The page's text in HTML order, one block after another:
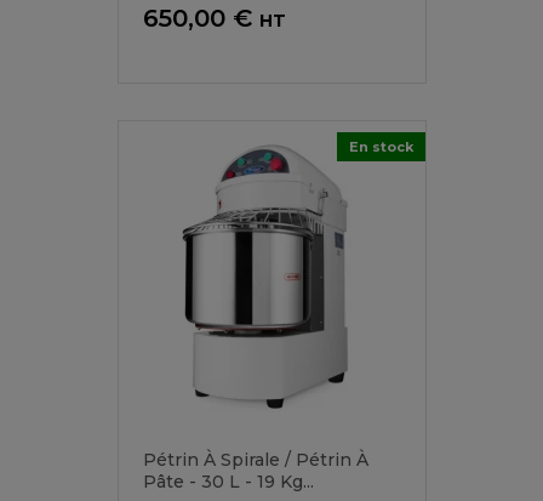
Prix
650,00 € HT
Pétrin À Spirale / Pétrin À
Pâte - 30 L - 19 Kg...
En stock